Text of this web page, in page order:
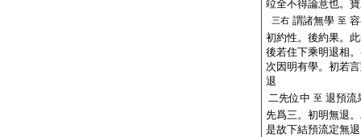
竝全不得論意也。
三右 謂諸無學 至
初約性。後約果。
後若住下乘明退相
次因明有學。初若
退
二先位中 至 退預
先爲三。初明無退
是故下結預流定無